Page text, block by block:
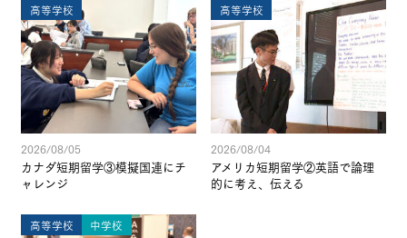
高等学校
2026/08/05
カナダ短期留学③模擬国連にチ
ャレンジ
高等学校
2026/08/04
アメリカ短期留学②英語で論理
的に考え、伝える
高等学校 中学校